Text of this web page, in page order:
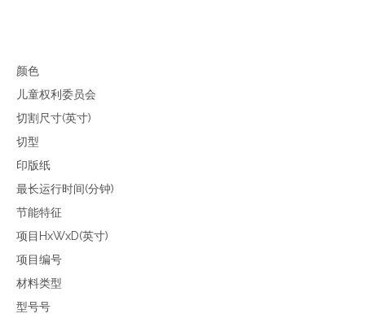
颜色
儿童权利委员会
切割尺寸(英寸)
切型
印版纸
最长运行时间(分钟)
节能特征
项目HxWxD(英寸)
项目编号
材料类型
型号号